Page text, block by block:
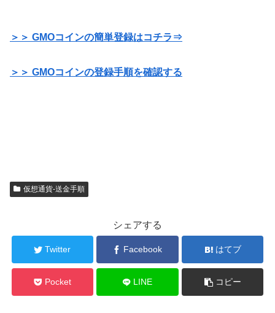
＞＞ GMOコインの簡単登録はコチラ⇒
＞＞ GMOコインの登録手順を確認する
仮想通貨-送金手順
シェアする
Twitter Facebook はてブ
Pocket LINE コピー